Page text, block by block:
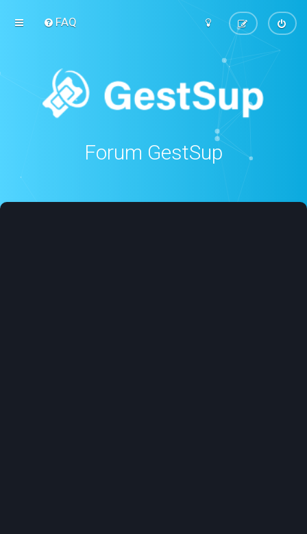
FAQ
Forum GestSup